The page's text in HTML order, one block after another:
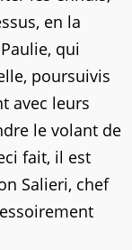
en la
qui
poursuivis
avec leurs
le volant de
fait, il est
Salieri, chef